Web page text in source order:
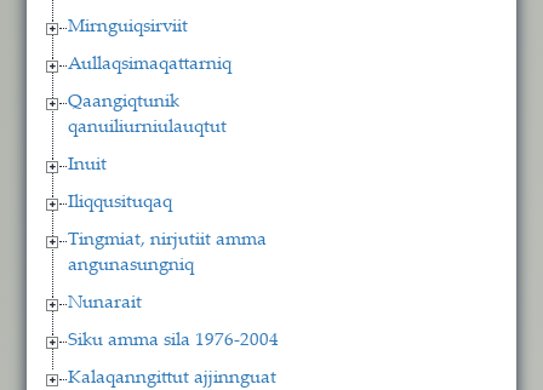
Mirnguiqsirviit
Aullaqsimaqattarniq
Qaangiqtunik
qanuiliurniulauqtut
Inuit
Iliqqusituqaq
Tingmiat, nirjutiit amma
angunasungniq
Nunarait
Siku amma sila 1976-2004
Kalaqanngittut ajjinnguat